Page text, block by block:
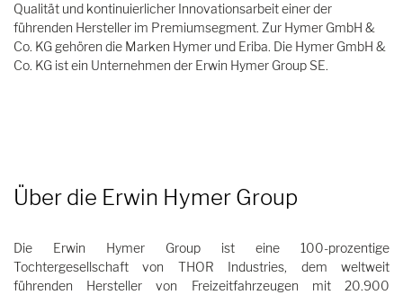
Qualität und kontinuierlicher Innovationsarbeit einer der
führenden Hersteller im Premiumsegment. Zur Hymer GmbH &
Co. KG gehören die Marken Hymer und Eriba. Die Hymer GmbH &
Co. KG ist ein Unternehmen der Erwin Hymer Group SE.
Über die Erwin Hymer Group
Die Erwin Hymer Group ist eine 100-prozentige
Tochtergesellschaft von THOR Industries, dem weltweit
führenden Hersteller von Freizeitfahrzeugen mit 20.900